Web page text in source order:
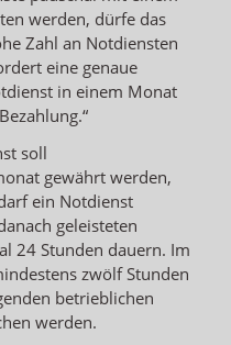
werden, dürfe das
Zahl an Notdiensten
eine genaue
in einem Monat
soll
gewährt werden,
ein Notdienst
geleisteten
24 Stunden dauern. Im
zwölf Stunden
betrieblichen
werden.